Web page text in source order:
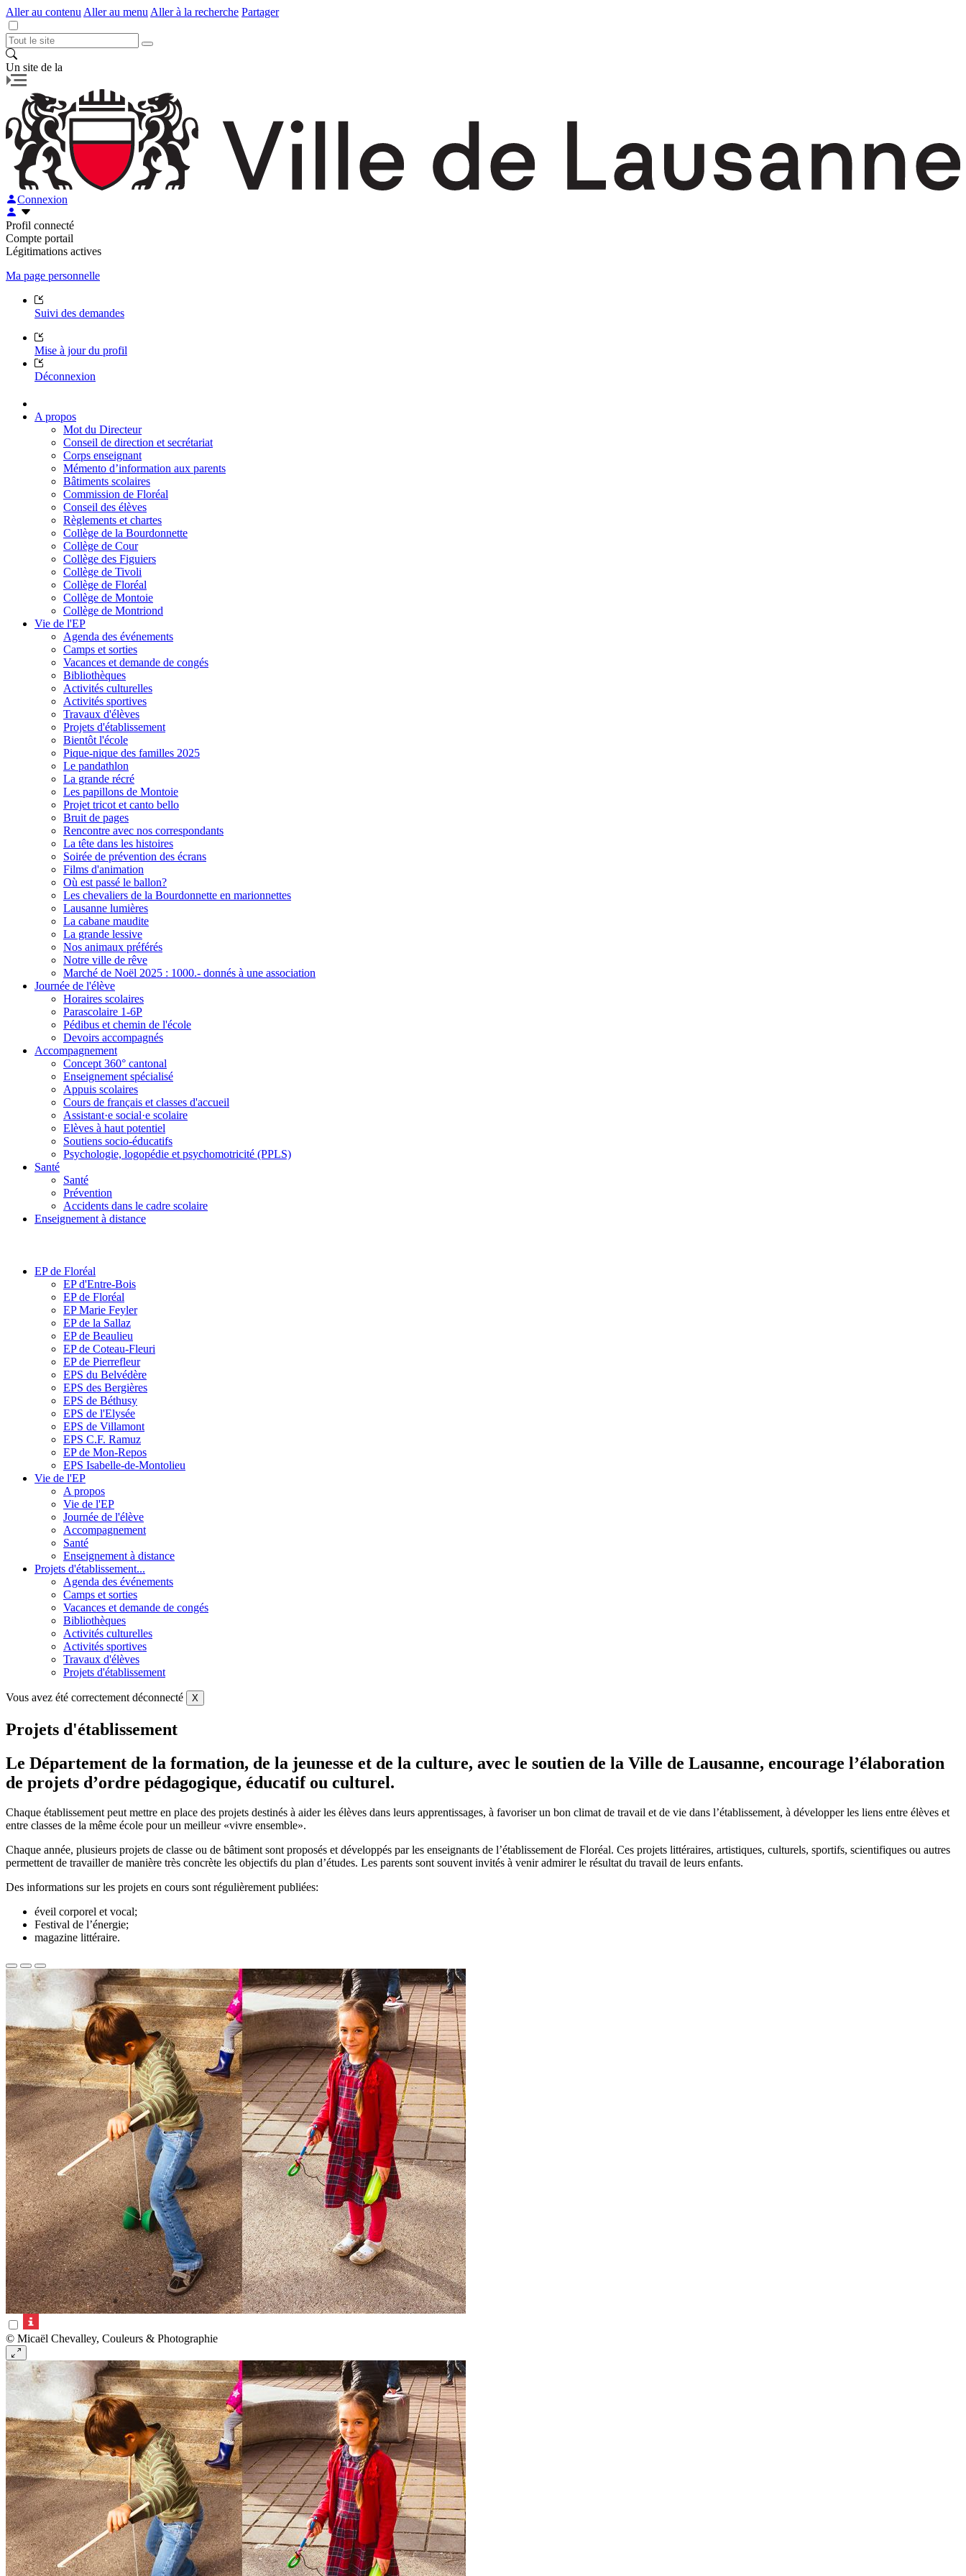
Aller au contenu Aller au menu Aller à la recherche Partager
Un site de la
Connexion
Profil connecté
Compte portail
Légitimations actives
Ma page personnelle
Suivi des demandes
Mise à jour du profil
Déconnexion
A propos
Mot du Directeur
Conseil de direction et secrétariat
Corps enseignant
Mémento d’information aux parents
Bâtiments scolaires
Commission de Floréal
Conseil des élèves
Règlements et chartes
Collège de la Bourdonnette
Collège de Cour
Collège des Figuiers
Collège de Tivoli
Collège de Floréal
Collège de Montoie
Collège de Montriond
Vie de l'EP
Agenda des événements
Camps et sorties
Vacances et demande de congés
Bibliothèques
Activités culturelles
Activités sportives
Travaux d'élèves
Projets d'établissement
Bientôt l'école
Pique-nique des familles 2025
Le pandathlon
La grande récré
Les papillons de Montoie
Projet tricot et canto bello
Bruit de pages
Rencontre avec nos correspondants
La tête dans les histoires
Soirée de prévention des écrans
Films d'animation
Où est passé le ballon?
Les chevaliers de la Bourdonnette en marionnettes
Lausanne lumières
La cabane maudite
La grande lessive
Nos animaux préférés
Notre ville de rêve
Marché de Noël 2025 : 1000.- donnés à une association
Journée de l'élève
Horaires scolaires
Parascolaire 1-6P
Pédibus et chemin de l'école
Devoirs accompagnés
Accompagnement
Concept 360° cantonal
Enseignement spécialisé
Appuis scolaires
Cours de français et classes d'accueil
Assistant·e social·e scolaire
Elèves à haut potentiel
Soutiens socio-éducatifs
Psychologie, logopédie et psychomotricité (PPLS)
Santé
Santé
Prévention
Accidents dans le cadre scolaire
Enseignement à distance
EP de Floréal
EP d'Entre-Bois
EP de Floréal
EP Marie Feyler
EP de la Sallaz
EP de Beaulieu
EP de Coteau-Fleuri
EP de Pierrefleur
EPS du Belvédère
EPS des Bergières
EPS de Béthusy
EPS de l'Elysée
EPS de Villamont
EPS C.F. Ramuz
EP de Mon-Repos
EPS Isabelle-de-Montolieu
Vie de l'EP
A propos
Vie de l'EP
Journée de l'élève
Accompagnement
Santé
Enseignement à distance
Projets d'établissement...
Agenda des événements
Camps et sorties
Vacances et demande de congés
Bibliothèques
Activités culturelles
Activités sportives
Travaux d'élèves
Projets d'établissement
Vous avez été correctement déconnecté X
Projets d'établissement
Le Département de la formation, de la jeunesse et de la culture, avec le soutien de la Ville de Lausanne, encourage l’élaboration
de projets d’ordre pédagogique, éducatif ou culturel.
Chaque établissement peut mettre en place des projets destinés à aider les élèves dans leurs apprentissages, à favoriser un bon climat de travail et de vie dans l’établissement, à développer les liens entre élèves et
entre classes de la même école pour un meilleur «vivre ensemble».
Chaque année, plusieurs projets de classe ou de bâtiment sont proposés et développés par les enseignants de l’établissement de Floréal. Ces projets littéraires, artistiques, culturels, sportifs, scientifiques ou autres
permettent de travailler de manière très concrète les objectifs du plan d’études. Les parents sont souvent invités à venir admirer le résultat du travail de leurs enfants.
Des informations sur les projets en cours sont régulièrement publiées:
éveil corporel et vocal;
Festival de l’énergie;
magazine littéraire.
© Micaël Chevalley, Couleurs & Photographie